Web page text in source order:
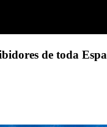
de toda